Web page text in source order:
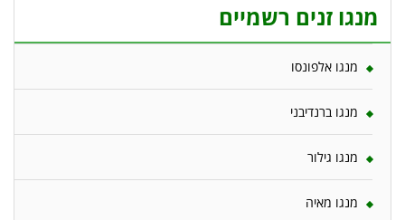
מנגו זנים רשמיים
מנגו אלפונסו
מנגו ברנדיבני
מנגו גילור
מנגו מאיה